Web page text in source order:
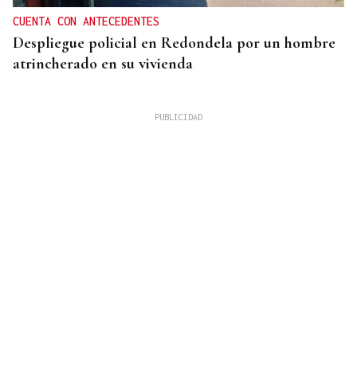
CUENTA CON ANTECEDENTES
Despliegue policial en Redondela por un hombre
atrincherado en su vivienda